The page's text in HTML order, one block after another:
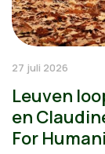
27 juli 2026
Leuven
en
For